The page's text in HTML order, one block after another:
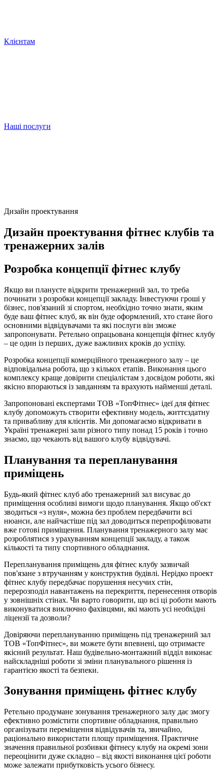
Клієнтам
Наші послуги
Дизайн проектування
Дизайн проектування фітнес клубів та
тренажерних залів
Розробка концепції фітнес клубу
Якщо ви плануєте відкрити тренажерний зал, то треба
починати з розробки концепції закладу. Інвестуючи гроші у
бізнес, пов'язаний зі спортом, необхідно точно знати, яким
буде ваш фітнес клуб, як він буде оформлений, хто стане його
основними відвідувачами та які послуги він зможе
запропонувати. Ретельно опрацьована концепція фітнес клубу
– це один із перших, дуже важливих кроків до успіху.
Розробка концепції комерційного тренажерного залу – це
відповідальна робота, що з кількох етапів. Виконання цього
комплексу краще довірити спеціалістам з досвідом роботи, які
якісно впораються із завданням та врахують найменші деталі.
Запропоновані експертами ТОВ «ТопФітнес» ідеї для фітнес
клубу допоможуть створити ефективну модель, життєздатну
та привабливу для клієнтів. Ми допомагаємо відкривати в
Україні тренажерні зали різного типу понад 15 років і точно
знаємо, що чекають від вашого клубу відвідувачі.
Планування та перепланування
приміщень
Будь-який фітнес клуб або тренажерний зал висуває до
приміщення особливі вимоги щодо планування. Якщо об'єкт
зводиться «з нуля», можна без проблем передбачити всі
нюанси, але найчастіше під зал доводиться перепрофілювати
вже готові приміщення. Планування тренажерного залу має
розроблятися з урахуванням концепції закладу, а також
кількості та типу спортивного обладнання.
Перепланування приміщень для фітнес клубу зазвичай
пов'язане з втручанням у конструктив будівлі. Нерідко проект
фітнес клубу передбачає порушення несучих стін,
перерозподіл навантажень на перекриття, перенесення отворів
у зовнішніх стінах. Чи варто говорити, що всі ці роботи мають
виконуватися виключно фахівцями, які мають усі необхідні
ліцензії та дозволи?
Довіряючи переплануванню приміщень під тренажерний зал
ТОВ «ТопФітнес», ви можете бути впевнені, що отримаєте
якісний результат. Наш будівельно-монтажний відділ виконає
найскладніші роботи зі зміни планувального рішення із
гарантією якості та безпеки.
Зонування приміщень фітнес клубу
Ретельно продумане зонування тренажерного залу дає змогу
ефективно розмістити спортивне обладнання, правильно
організувати переміщення відвідувачів та, звичайно,
раціонально використати площу приміщення. Практичне
значення правильної розбивки фітнесу клубу на окремі зони
переоцінити дуже складно – від якості виконання цієї роботи
може залежати прибутковість усього бізнесу.